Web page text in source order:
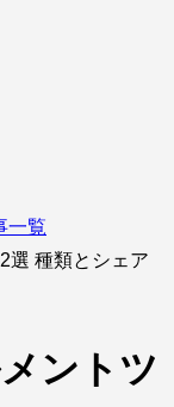
一覧
選 種類とシェア
ントツ